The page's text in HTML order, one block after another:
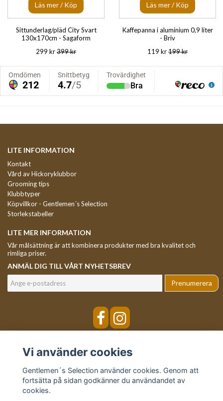
Läs mer / Köp
Sittunderlag/pläd City Svart
130x170cm - Sagaform
299 kr399 kr
Läs mer / Köp
Kaffepanna i aluminium 0,9 liter
- Briv
119 kr199 kr
LITE INFORMATION
Kontakt
Vård av Hickoryklubbor
Grooming tips
Klubbtyper
Köpvillkor - Gentlemen´s Selection
Storlekstabeller
LITE MER INFORMATION
Vår målsättning är att kombinera produkter med bra kvalitet och
rimliga priser.
ANMÄL DIG TILL VÅRT NYHETSBREV
Prenumerera
Vi använder cookies
Gentlemen´s Selection använder cookies. Genom att
fortsätta på sidan godkänner du användandet av
cookies.